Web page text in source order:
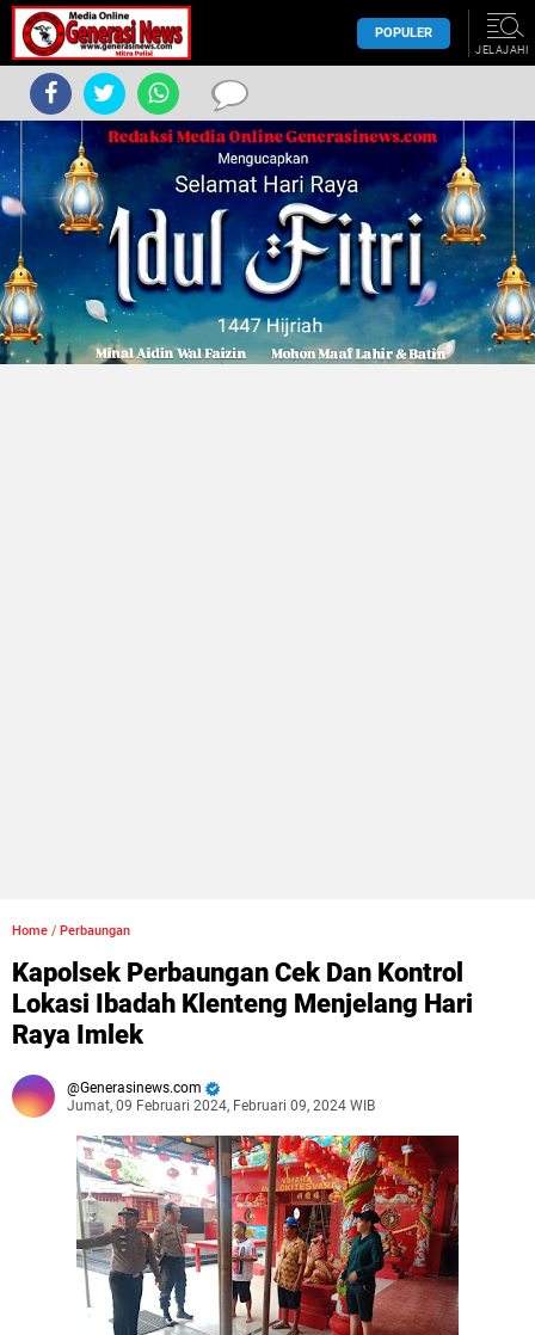
POPULER
JELAJAHI
Home / Perbaungan
Kapolsek Perbaungan Cek Dan Kontrol
Lokasi Ibadah Klenteng Menjelang Hari
Raya Imlek
Generasinews.com
Jumat, 09 Februari 2024, Februari 09, 2024 WIB